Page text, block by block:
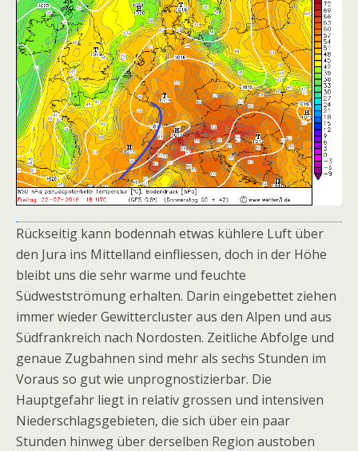
Rückseitig kann bodennah etwas kühlere Luft über
den Jura ins Mittelland einfliessen, doch in der Höhe
bleibt uns die sehr warme und feuchte
Südwestströmung erhalten. Darin eingebettet ziehen
immer wieder Gewittercluster aus den Alpen und aus
Südfrankreich nach Nordosten. Zeitliche Abfolge und
genaue Zugbahnen sind mehr als sechs Stunden im
Voraus so gut wie unprognostizierbar. Die
Hauptgefahr liegt in relativ grossen und intensiven
Niederschlagsgebieten, die sich über ein paar
Stunden hinweg über derselben Region austoben